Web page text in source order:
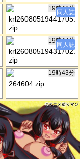
19時46分
krl26080519441705.
zip
同人誌
19時44分
krl26080519431702.
zip
同人誌
19時43分
264604.zip